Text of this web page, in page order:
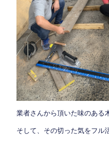
業者さんから頂いた味のある
そして、その切った気をフル